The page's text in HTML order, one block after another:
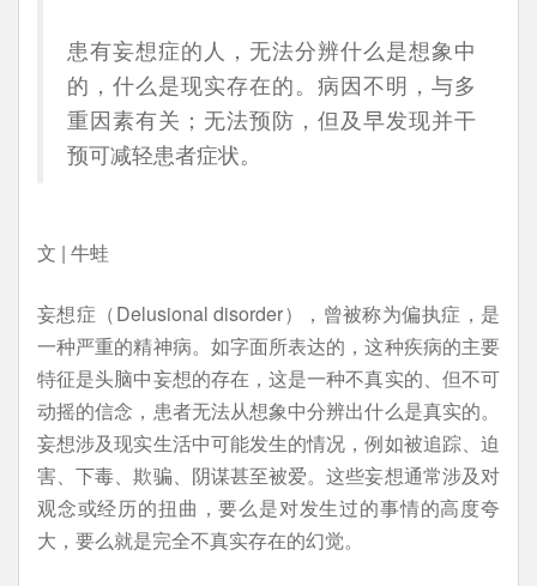
患有妄想症的人，无法分辨什么是想象中
的，什么是现实存在的。病因不明，与多
重因素有关；无法预防，但及早发现并干
预可减轻患者症状。
文 | 牛蛙
妄想症（Delusional disorder），曾被称为偏执症，是
一种严重的精神病。如字面所表达的，这种疾病的主要
特征是头脑中妄想的存在，这是一种不真实的、但不可
动摇的信念，患者无法从想象中分辨出什么是真实的。
妄想涉及现实生活中可能发生的情况，例如被追踪、迫
害、下毒、欺骗、阴谋甚至被爱。这些妄想通常涉及对
观念或经历的扭曲，要么是对发生过的事情的高度夸
大，要么就是完全不真实存在的幻觉。